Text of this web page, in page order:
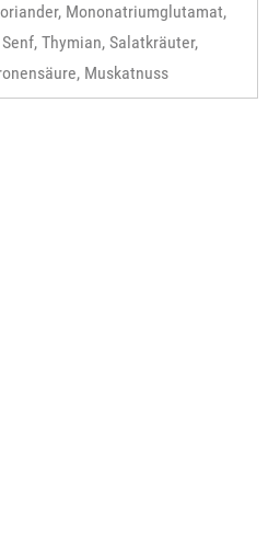
Mononatriumglutamat,
Thymian, Salatkräuter,
Muskatnuss